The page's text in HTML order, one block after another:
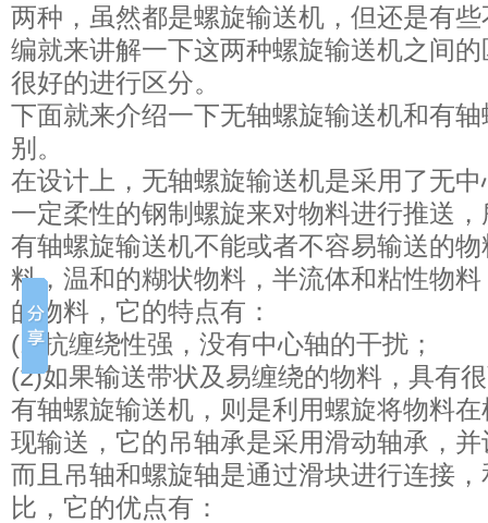
两种，虽然都是螺旋输送机，但还是有
编就来讲解一下这两种螺旋输送机之间
很好的进行区分。
下面就来介绍一下无轴螺旋输送机和有
别。
在设计上，无轴螺旋输送机是采用了无
一定柔性的钢制螺旋来对物料进行推送
有轴螺旋输送机不能或者不容易输送的
料，温和的糊状物料，半流体和粘性物
的物料，它的特点有：
(1)抗缠绕性强，没有中心轴的干扰；
(2)如果输送带状及易缠绕的物料，具有
有轴螺旋输送机，则是利用螺旋将物料
现输送，它的吊轴承是采用滑动轴承，
而且吊轴和螺旋轴是通过滑块进行连接
比，它的优点有：